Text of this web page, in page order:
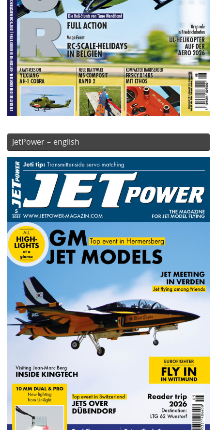
JetPower – english